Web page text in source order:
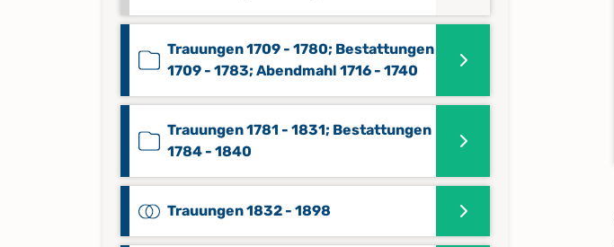
Trauungen 1709 - 1780; Bestattungen
1709 - 1783; Abendmahl 1716 - 1740
Trauungen 1781 - 1831; Bestattungen
1784 - 1840
Trauungen 1832 - 1898